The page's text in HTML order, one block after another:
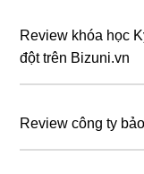
Review khóa học
đột trên Bizuni.vn
Review công ty